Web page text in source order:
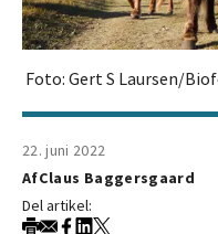
Foto: Gert S Laursen/
22. juni 2022
AfClaus Baggersgaard
Del artikel: